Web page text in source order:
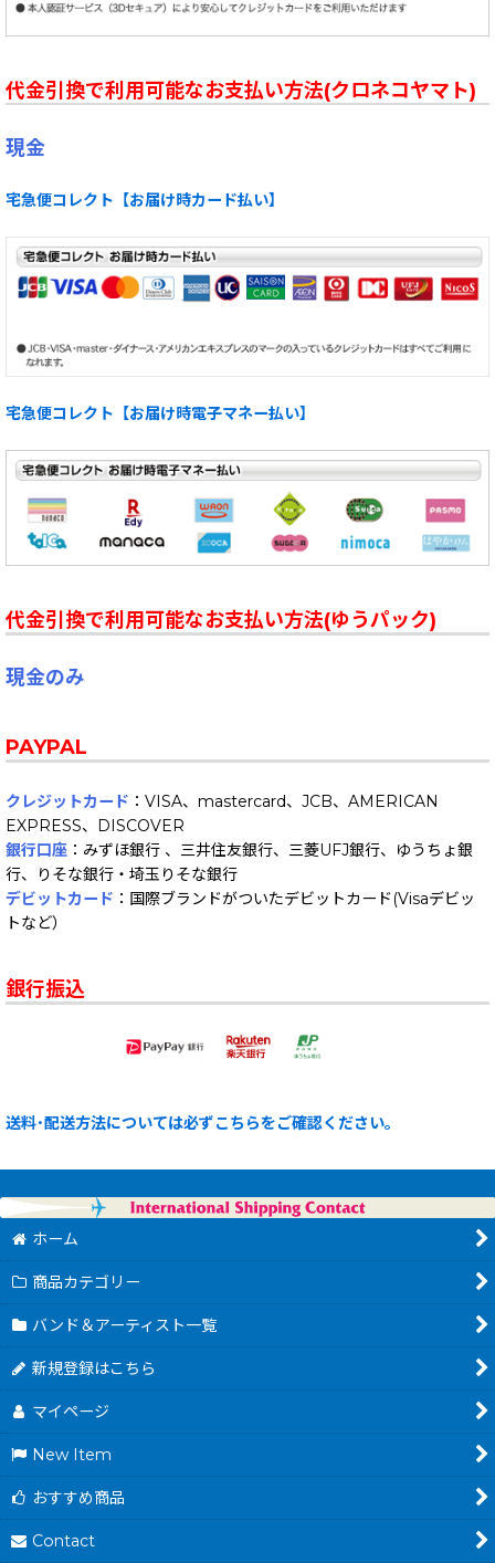
代金引換で利用可能なお支払い方法(クロネコヤマト)
現金
宅急便コレクト【お届け時カード払い】
宅急便コレクト【お届け時電子マネー払い】
代金引換で利用可能なお支払い方法(ゆうパック)
現金のみ
PAYPAL
クレジットカード ：VISA、mastercard、JCB、AMERICAN
EXPRESS、DISCOVER
銀行口座 ：みずほ銀行 、三井住友銀行、三菱UFJ銀行、ゆうちょ銀
行、りそな銀行・埼玉りそな銀行
デビットカード ：国際ブランドがついたデビットカード(Visaデビッ
トなど）
銀行振込
送料･配送方法については必ずこちらをご確認ください。
ホーム
商品カテゴリー
バンド＆アーティスト一覧
新規登録はこちら
マイページ
New Item
おすすめ商品
Contact